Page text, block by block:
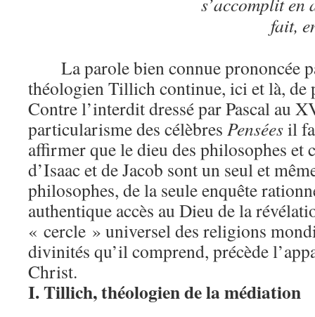
fait,
La parole bien connue prononcée
théologien Tillich continue, ici et là, de
Contre l’interdit dressé par Pascal au
particularisme des célèbres Penséesil
affirmer que le dieu des philosophes et
d’Isaac et de Jacob sont un seul et
philosophes, de la seule enquête
authentique accès au Dieu de la
« cercle » universel des religions
divinités qu’il comprend, précède
Christ.
I. Tillich, théologien de la médiation